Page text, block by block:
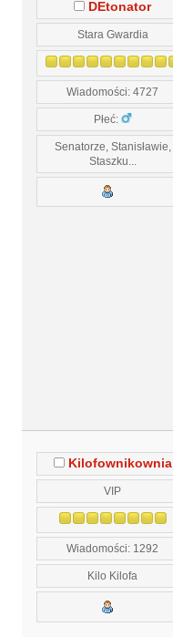
DEtonator
Stara Gwardia
Wiadomości: 4727
Płeć:
Senatorze, Stanisławie,
Staszku...
Kilofownikownia
VIP
Wiadomości: 1292
Kilo Kilofa